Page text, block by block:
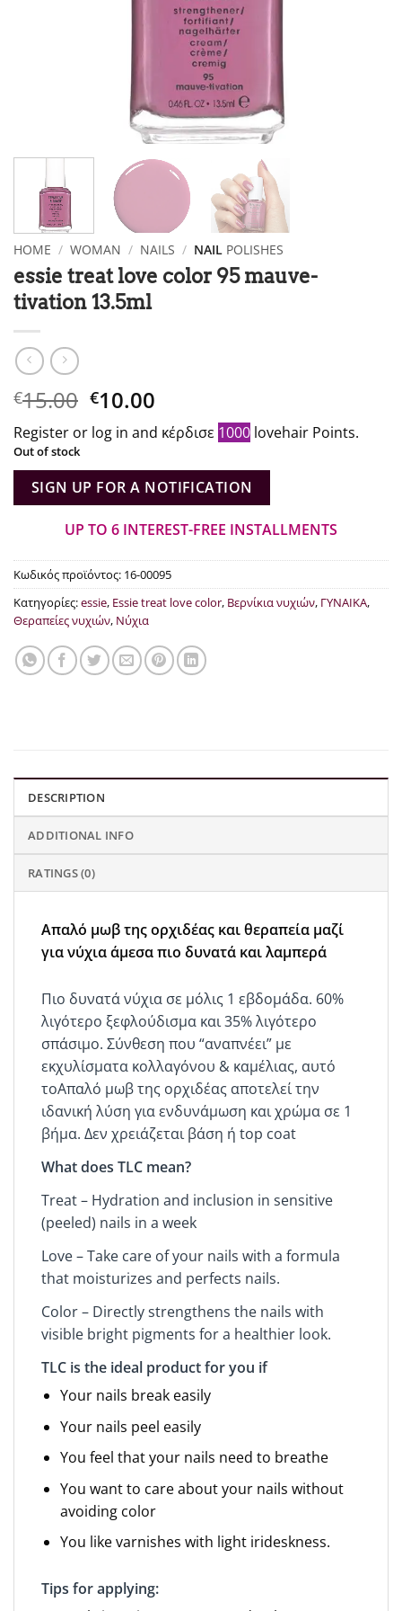
HOME / WOMAN / NAILS / NAIL POLISHES
essie treat love color 95 mauve-
tivation 13.5ml
€15.00 Original
price
what:
€15.00.
€10.00
current
price
is:
€10.00.
Register or log in and κέρδισε 1000 lovehair Points.
Out of stock
SIGN UP FOR A NOTIFICATION
UP TO 6 INTEREST-FREE INSTALLMENTS
Κωδικός προϊόντος: 16-00095
Κατηγορίες:essie, Essie treat love color, Βερνίκια νυχιών, ΓΥΝΑΙΚΑ,
Θεραπείες νυχιών, Νύχια
DESCRIPTION
ADDITIONAL INFO
RATINGS (0)
Aπαλό μωβ της ορχιδέας και θεραπεία μαζί
για νύχια άμεσα πιο δυνατά και λαμπερά
Πιο δυνατά νύχια σε μόλις 1 εβδομάδα. 60%
λιγότερο ξεφλούδισμα και 35% λιγότερο
σπάσιμο. Σύνθεση που “αναπνέει” με
εκχυλίσματα κολλαγόνου & καμέλιας, αυτό
τοAπαλό μωβ της ορχιδέας αποτελεί την
ιδανική λύση για ενδυνάμωση και χρώμα σε 1
βήμα. Δεν χρειάζεται βάση ή top coat
What does TLC mean?
Treat – Hydration and inclusion in sensitive
(peeled) nails in a week
Love – Take care of your nails with a formula
that moisturizes and perfects nails.
Color – Directly strengthens the nails with
visible bright pigments for a healthier look.
TLC is the ideal product for you if
Your nails break easily
Your nails peel easily
You feel that your nails need to breathe
You want to care about your nails without
avoiding color
You like varnishes with light irideskness.
Tips for applying: